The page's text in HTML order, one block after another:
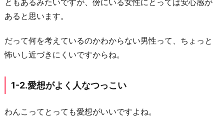
1
3.
素
1
4.
あると思います。
だって何を考えているのかわからない男性って、ちょっと
怖いし近づきにくいですからね。
1-2.愛想がよく人なつっこい
わんこってとっても愛想がいいですよね。